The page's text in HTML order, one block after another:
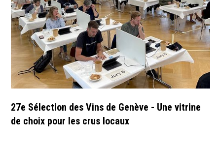
27e Sélection des Vins de Genève - Une vitrine
de choix pour les crus locaux